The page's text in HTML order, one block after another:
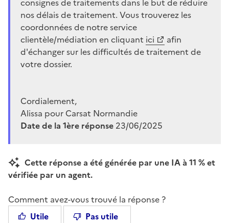
nos délais de traitement. Vous trouverez les
coordonnées de notre service
clientèle/médiation en cliquant ici
afin
d'échanger sur les difficultés de traitement de
votre dossier.
Cordialement,
Alissa pour Carsat Normandie
Date de la 1ère réponse 23/06/2025
Cette réponse a été générée par une IA à 11 % et
vérifiée par un agent.
Comment avez-vous trouvé la réponse ?
Utile
Pas utile